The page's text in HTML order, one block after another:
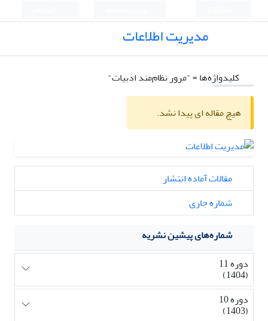
مدیریت اطلاعات
کلیدواژه‌ها ="مرور نظام‌مند ادبیات"
هیچ مقاله ای پیدا نشد.
مقالات آماده انتشار
شماره جاری
شماره‌های پیشین نشریه
دوره 11
(1404)
دوره 10
(1403)